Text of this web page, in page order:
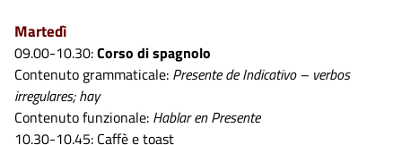
Martedì
09.00-10.30:Corso di spagnolo
Contenuto grammaticale: Presente de Indicativo – verbos
irregulares; hay
Contenuto funzionale: Hablar en Presente
10.30-10.45: Caffè e toast